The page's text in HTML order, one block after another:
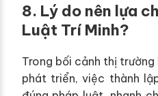
8. Lý do nên lựa
Luật Trí Minh?
Trong bối cảnh thị
phát triển, việc thành